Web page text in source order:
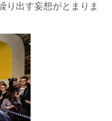
り出す妄想がとまりま